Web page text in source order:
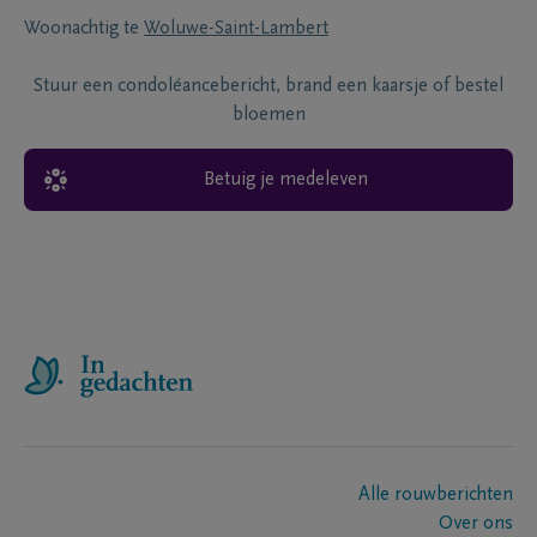
Woonachtig te Woluwe-Saint-Lambert
Stuur een condoléancebericht, brand een kaarsje of bestel
bloemen
Betuig je medeleven
Alle rouwberichten
Over ons